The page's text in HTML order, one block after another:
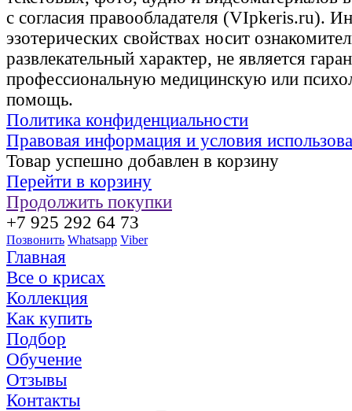
с согласия правообладателя (VIpkeris.ru).
эзотерических свойствах носит
развлекательный характер, не является
профессиональную медицинскую или
помощь.
Политика конфиденциальности
Правовая информация и условия
Товар успешно добавлен в корзину
Перейти в корзину
Продолжить покупки
+7 925 292 64 73
Позвонить Whatsapp Viber
Главная
Все о крисах
Коллекция
Как купить
Подбор
Обучение
Отзывы
Контакты